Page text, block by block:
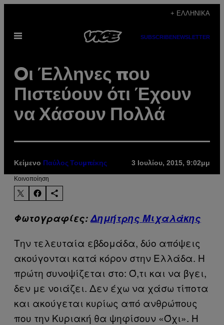
περιεχόμενο
+ ΕΛΛΗΝΙΚΆ
Ανοίξτε
SUBSCRIBENEWSLETTER
Oι Έλληνες που
Πιστεύουν ότι Έχουν
να Χάσουν Πολλά
Κείμενο Παύλος Τουμπέκης 3 Ιουλίου, 2015, 9:02μμ
Kοινοποίηση
Φωτογραφίες:Δημήτρης Μιχαλάκης
Την τελευταία εβδομάδα, δύο απόψεις
ακούγονται κατά κόρον στην Ελλάδα. Η
πρώτη συνοψίζεται στο: Ό,τι και να βγει,
δεν με νοιάζει. Δεν έχω να χάσω τίποτα
και ακούγεται κυρίως από ανθρώπους
που την Κυριακή θα ψηφίσουν «Όχι». Η